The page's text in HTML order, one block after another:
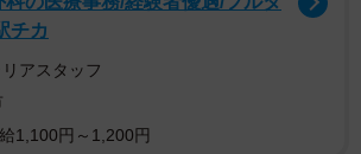
型無人機ドローンで継続的に調べて
京都先端科学大バイオ環境学部の丹羽
に現地を訪れると、岸辺近くの湿地に
チカ
アスタッフ
1,100円～1,200円